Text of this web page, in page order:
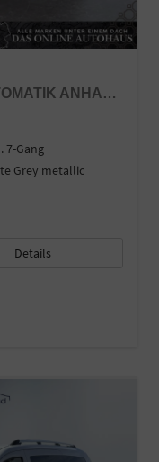
TITANIUM 1,5 7 SITZER KLIMAAUTOMATIK ANHÄNGERKUPPLUNG SITZHEIZUNG EINPARKHILFE KAMERA 17 ZOLL LEICHTMETALL ACC
7-Gang
Grey metallic
Details